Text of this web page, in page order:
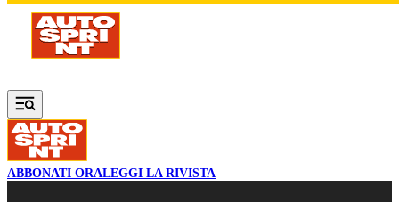
Vai al contenuto principale
ABBONATI ORALEGGI LA RIVISTA